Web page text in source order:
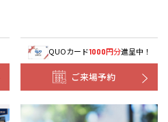
QUOカード1000円分進呈中！
ご来場予約